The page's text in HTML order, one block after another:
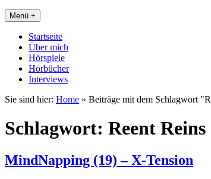
Menü +
Startseite
Über mich
Hörspiele
Hörbücher
Interviews
Sie sind hier: Home » Beiträge mit dem Schlagwort
Schlagwort: Reent Reins
MindNapping (19) – X-Tension